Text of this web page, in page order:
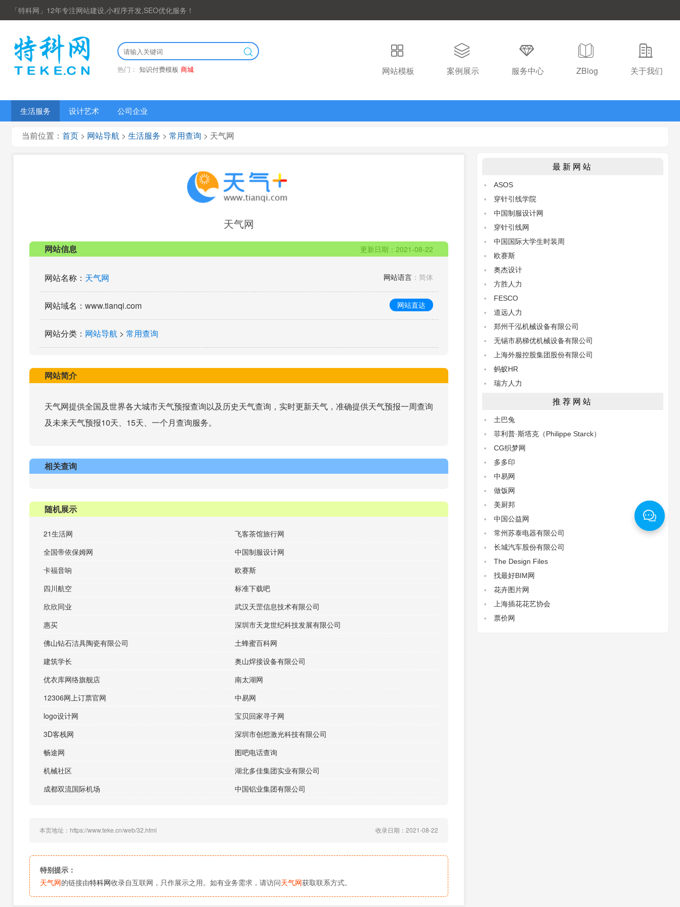
「特科网」12年专注网站建设,小程序开发,SEO优化服务！
热门： 知识付费模板 商城 网站模板 案例展示 服务中心 ZBlog 关于我们
生活服务 设计艺术 公司企业
当前位置： 首页 > 网站导航 > 生活服务 > 常用查询 > 天气网
天气网
网站信息 更新日期：2021-08-22
网站名称 ： 天气网 网站语言 ：简体
网站域名 ：www.tianqi.com 网站直达
网站分类 ： 网站导航 > 常用查询
网站简介
天气网提供全国及世界各大城市天气预报查询以及历史天气查询，实时更新天气，准确提供天气预报一周查询
及未来天气预报10天、15天、一个月查询服务。
相关查询
随机展示
21生活网
飞客茶馆旅行网
全国帝依保姆网
中国制服设计网
卡福音响
欧赛斯
四川航空
标准下载吧
欣欣同业
武汉天罡信息技术有限公司
惠买
深圳市天龙世纪科技发展有限公司
佛山钻石洁具陶瓷有限公司
土蜂蜜百科网
建筑学长
奥山焊接设备有限公司
优衣库网络旗舰店
南太湖网
12306网上订票官网
中易网
logo设计网
宝贝回家寻子网
3D客栈网
深圳市创想激光科技有限公司
畅途网
图吧电话查询
机械社区
湖北多佳集团实业有限公司
成都双流国际机场
中国铝业集团有限公司
本页地址：https://www.teke.cn/web/32.html 收录日期：2021-08-22
特别提示：
天气网的链接由特科网收录自互联网，只作展示之用。如有业务需求，请访问天气网获取联系方式。
最新网站
ASOS
穿针引线学院
中国制服设计网
穿针引线网
中国国际大学生时装周
欧赛斯
奥杰设计
方胜人力
FESCO
道远人力
郑州千泓机械设备有限公司
无锡市易梯优机械设备有限公司
上海外服控股集团股份有限公司
蚂蚁HR
瑞方人力
推荐网站
土巴兔
菲利普·斯塔克（Philippe Starck）
CG织梦网
多多印
中易网
做饭网
美厨邦
中国公益网
常州苏泰电器有限公司
长城汽车股份有限公司
The Design Files‌
找最好BIM网
花卉图片网
上海插花花艺协会
票价网